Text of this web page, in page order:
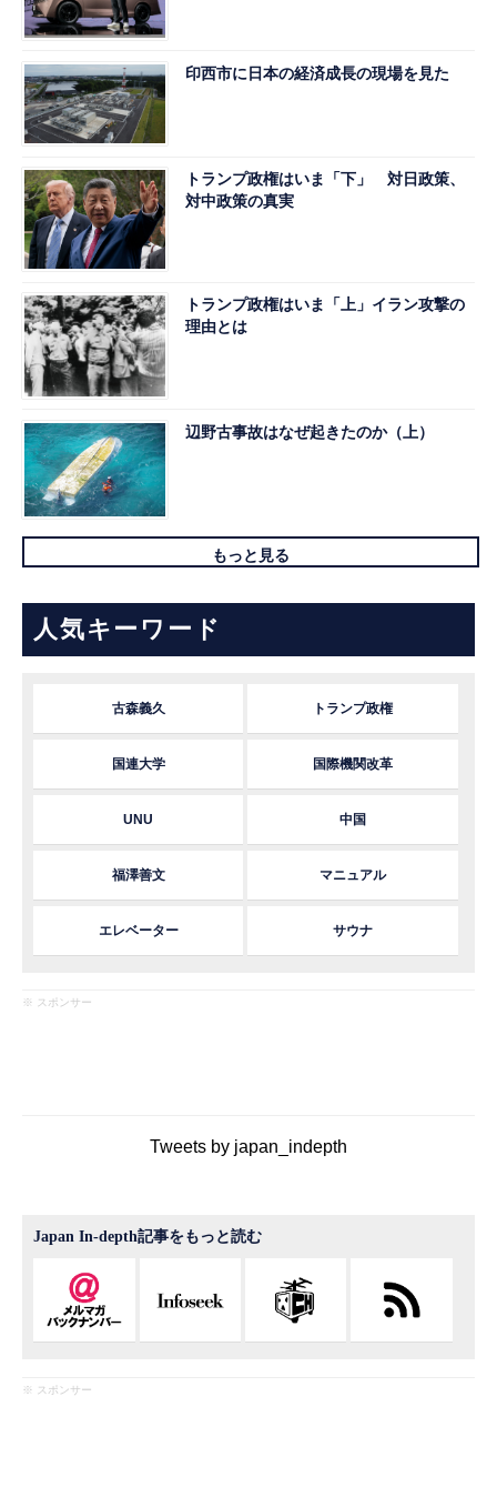
印西市に日本の経済成長の現場を見た
トランプ政権はいま「下」 対日政策、
対中政策の真実
トランプ政権はいま「上」イラン攻撃の
理由とは
辺野古事故はなぜ起きたのか（上）
もっと見る
人気キーワード
古森義久 トランプ政権
国連大学 国際機関改革
UNU 中国
福澤善文 マニュアル
エレベーター サウナ
※ スポンサー
Tweets by japan_indepth
Japan In-depth記事をもっと読む
※ スポンサー